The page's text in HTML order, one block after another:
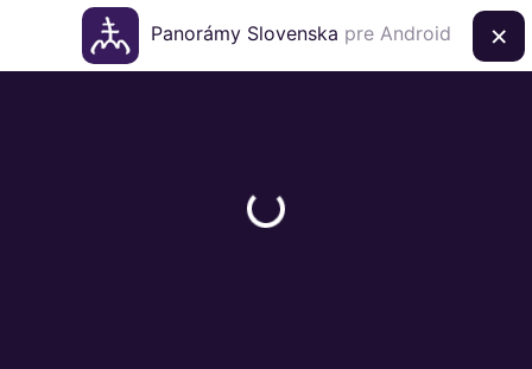
Panorámy Slovenska pre Android ×